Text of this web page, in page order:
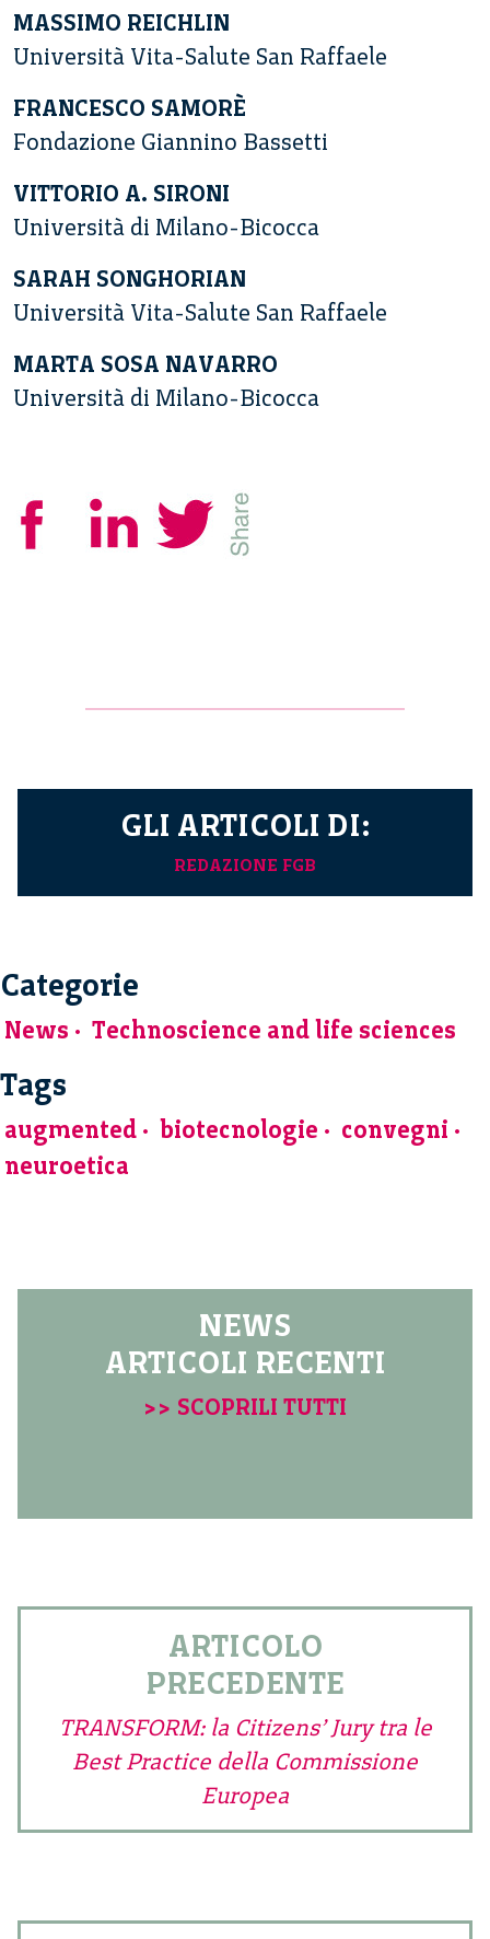
MASSIMO REICHLIN
Università Vita-Salute San Raffaele
FRANCESCO SAMORÈ
Fondazione Giannino Bassetti
VITTORIO A. SIRONI
Università di Milano-Bicocca
SARAH SONGHORIAN
Università Vita-Salute San Raffaele
MARTA SOSA NAVARRO
Università di Milano-Bicocca
GLI ARTICOLI DI:
REDAZIONE FGB
Categorie
News Technoscience and life sciences
Tags
augmented biotecnologie
convegni
neuroetica
NEWS
ARTICOLI RECENTI
>> SCOPRILI TUTTI
ARTICOLO
PRECEDENTE
TRANSFORM: la Citizens’ Jury tra le
Best Practice della Commissione
Europea